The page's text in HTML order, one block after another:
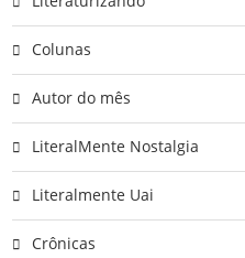
Colunas
Autor do mês
LiteralMente Nostalgia
Literalmente Uai
Crônicas